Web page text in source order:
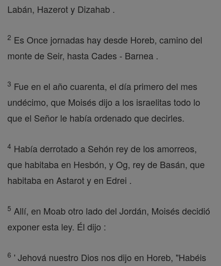
Labán, Hazerot y Dizahab .
2 Es Once jornadas hay desde Horeb, camino del
monte de Seir, hasta Cades - Barnea .
3 Fue en el año cuarenta, el día primero del mes
undécimo, que Moisés dijo a los israelitas todo lo
que el Señor le había ordenado que decirles.
4 Había derrotado a Sehón rey de los amorreos,
que habitaba en Hesbón, y Og, rey de Basán, que
habitaba en Astarot y en Edrei .
5 Allí, en Moab otro lado del Jordán, Moisés decidió
exponer esta ley. Él dijo :
6 ' Jehová nuestro Dios nos dijo en Horeb, "Habéis